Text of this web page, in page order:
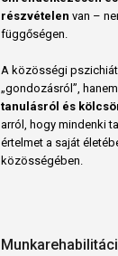
részvételen van –
függőségen.
A közösségi
„gondozásról”,
tanulásról és
arról, hogy mindenki
értelmet a saját
közösségében.